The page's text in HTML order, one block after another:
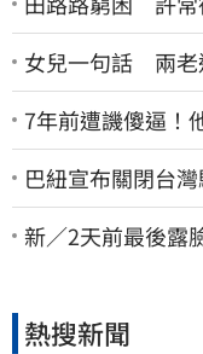
女兒一句話 兩老
7年前遭譏傻逼！
巴紐宣布關閉台
作
新／2天前最後
熱搜新聞